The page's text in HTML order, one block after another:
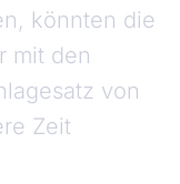
könnten die
mit den
von
Zeit